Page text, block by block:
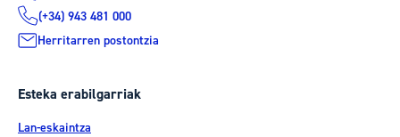
(+34) 943 481 000
Herritarren postontzia
Esteka erabilgarriak
Lan-eskaintza